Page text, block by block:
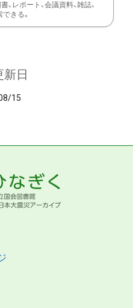
、レポート、会議資料、雑誌、
きる。
新日
15